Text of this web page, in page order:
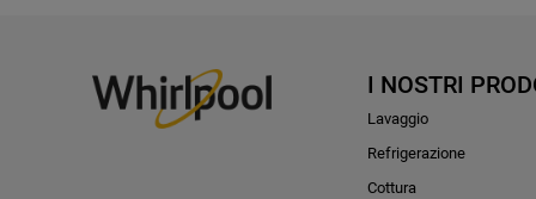
I NOSTRI
Lavaggio
Refrigerazione
Cottura